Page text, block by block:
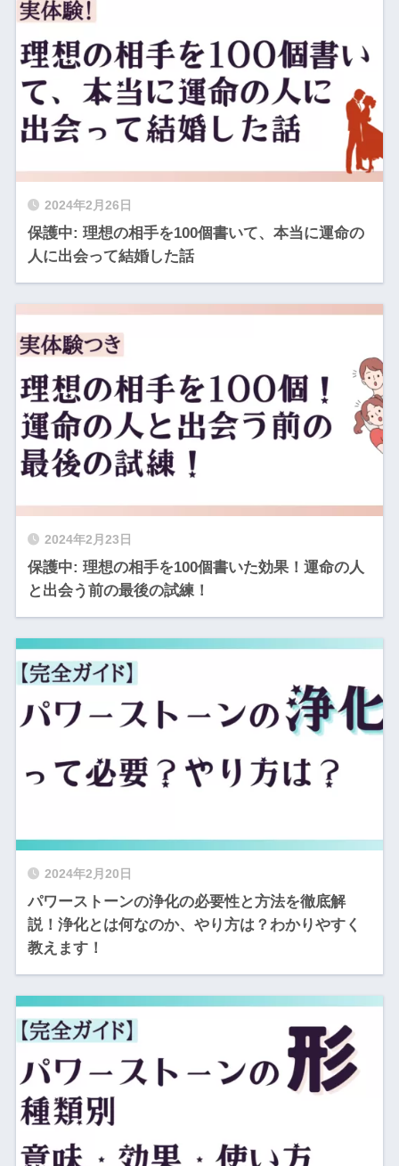
2024年2月26日
保護中: 理想の相手を100個書いて、本当に運命の
人に出会って結婚した話
2024年2月23日
保護中: 理想の相手を100個書いた効果！運命の人
と出会う前の最後の試練！
2024年2月20日
パワーストーンの浄化の必要性と方法を徹底解
説！浄化とは何なのか、やり方は？わかりやすく
教えます！